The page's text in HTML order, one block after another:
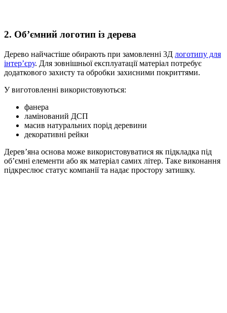
2. Об’ємний логотип із дерева
Дерево найчастіше обирають при замовленні 3Д логотипу для
інтер’єру. Для зовнішньої експлуатації матеріал потребує
додаткового захисту та обробки захисними покриттями.
У виготовленні використовуються:
фанера
ламінований ДСП
масив натуральних порід деревини
декоративні рейки
Дерев’яна основа може використовуватися як підкладка під
об’ємні елементи або як матеріал самих літер. Таке виконання
підкреслює статус компанії та надає простору затишку.